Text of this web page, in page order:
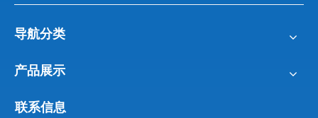
导航分类
产品展示
联系信息